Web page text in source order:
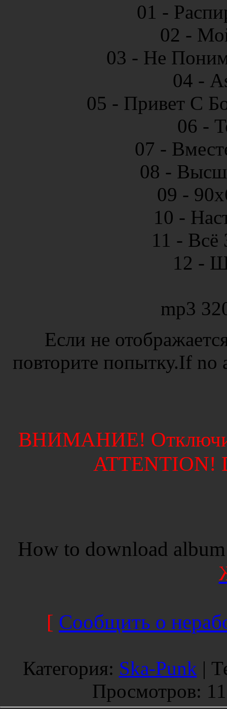
01 -
02 -
03 - Не
04 -
05 - Привет С
06 -
07 -
08 -
09 -
10 -
11 - Всё
12 -
mp3
Если не
повторите попытку.If
ВНИМАНИЕ!
ATTENTION!
How to download
[ Сообщить о
Категория: Ska-Punk |
Просмотров: